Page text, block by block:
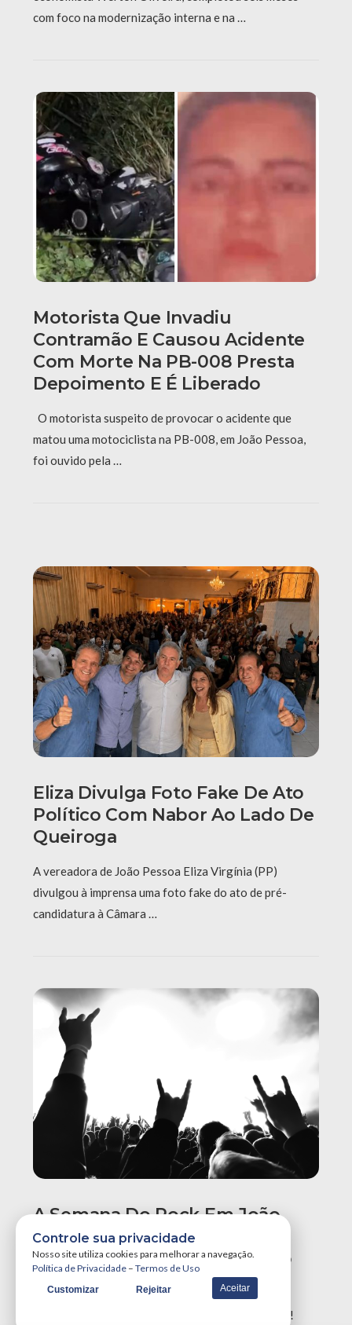
com foco na modernização interna e na …
Motorista Que Invadiu
Contramão E Causou Acidente
Com Morte Na PB-008 Presta
Depoimento E É Liberado
O motorista suspeito de provocar o acidente que
matou uma motociclista na PB-008, em João Pessoa,
foi ouvido pela …
Eliza Divulga Foto Fake De Ato
Político Com Nabor Ao Lado De
Queiroga
A vereadora de João Pessoa Eliza Virgínia (PP)
divulgou à imprensa uma foto fake do ato de pré-
candidatura à Câmara …
A Semana Do Rock Em João
Pessoa Promete Um Dos
Maiores Finais De Semana Do
Ano!
A Semana do Rock em João Pessoa tá destruidora!
Controle sua privacidade
Nosso site utiliza cookies para melhorar a navegação.
Política de Privacidade – Termos de Uso
Customizar Rejeitar Aceitar